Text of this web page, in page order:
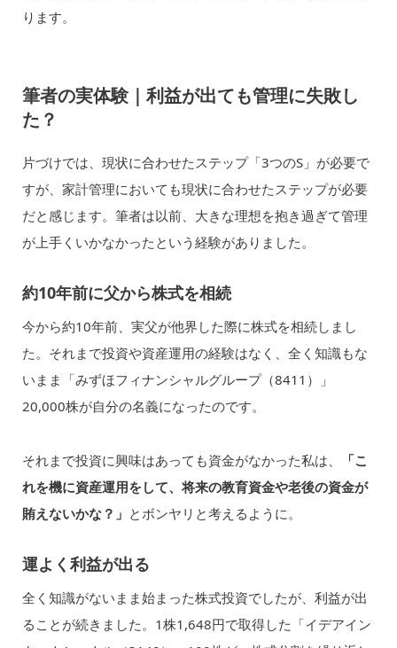
ります。
筆者の実体験｜利益が出ても管理に失敗し
た？
片づけでは、現状に合わせたステップ「3つのS」が必要で
すが、家計管理においても現状に合わせたステップが必要
だと感じます。筆者は以前、大きな理想を抱き過ぎて管理
が上手くいかなかったという経験がありました。
約10年前に父から株式を相続
今から約10年前、実父が他界した際に株式を相続しまし
た。それまで投資や資産運用の経験はなく、全く知識もな
いまま「みずほフィナンシャルグループ（8411）」
20,000株が自分の名義になったのです。
それまで投資に興味はあっても資金がなかった私は、
「こ
れを機に資産運用をして、将来の教育資金や老後の資金が
賄えないかな？」 とボンヤリと考えるように。
運よく利益が出る
全く知識がないまま始まった株式投資でしたが、利益が出
ることが続きました。1株1,648円で取得した「イデアイン